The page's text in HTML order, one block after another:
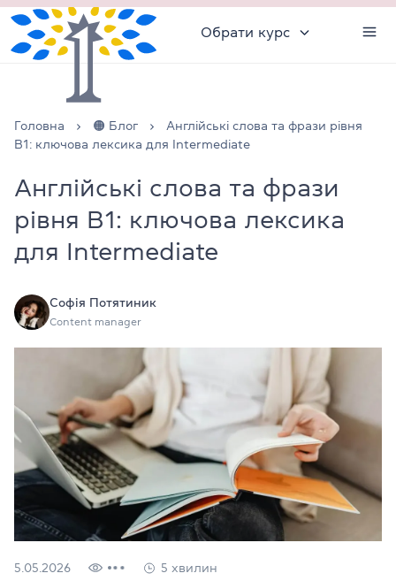
Обрати курс
Головна 🟠 Блог
Англійські слова та фрази рівня
B1: ключова лексика для Intermediate
Англійські слова та фрази
рівня B1: ключова лексика
для Intermediate
Софія Потятиник
Content manager
5.05.2026 5 хвилин